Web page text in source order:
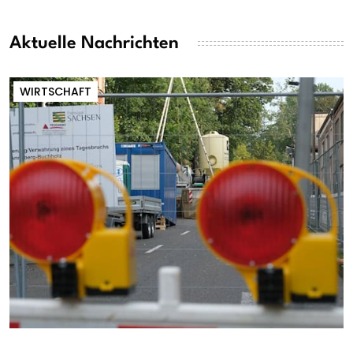
Aktuelle Nachrichten
WIRTSCHAFT